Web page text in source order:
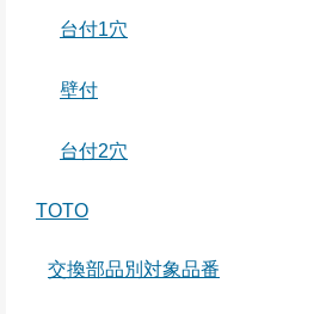
台付1穴
壁付
台付2穴
TOTO
交換部品別対象品番